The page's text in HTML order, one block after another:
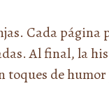
Cada página
Al final, la
de humor